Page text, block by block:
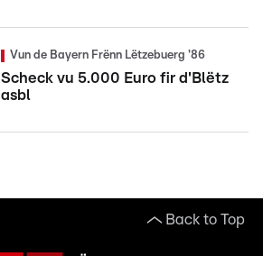
Vun de Bayern Frënn Lëtzebuerg '86
Scheck vu 5.000 Euro fir d'Blëtz
asbl
Back to Top